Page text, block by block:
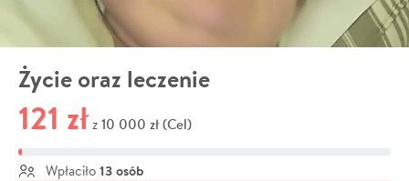
Życie oraz leczenie
121 zł z 10 000 zł (Cel)
Wpłaciło 13 osób